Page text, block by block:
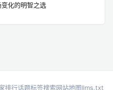
化的明智之选
排行话题标签搜索网站地图llms.txt